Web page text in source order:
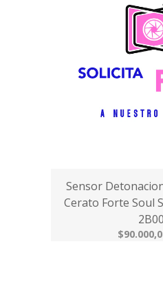
Sensor
Cerato Forte Soul